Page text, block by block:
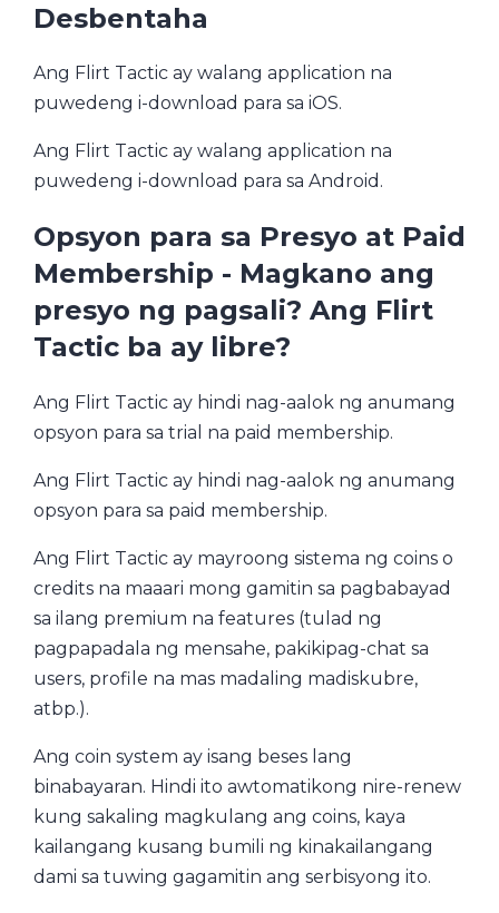
Desbentaha
Ang Flirt Tactic ay walang application na
puwedeng i-download para sa iOS.
Ang Flirt Tactic ay walang application na
puwedeng i-download para sa Android.
Opsyon para sa Presyo at Paid
Membership - Magkano ang
presyo ng pagsali? Ang Flirt
Tactic ba ay libre?
Ang Flirt Tactic ay hindi nag-aalok ng anumang
opsyon para sa trial na paid membership.
Ang Flirt Tactic ay hindi nag-aalok ng anumang
opsyon para sa paid membership.
Ang Flirt Tactic ay mayroong sistema ng coins o
credits na maaari mong gamitin sa pagbabayad
sa ilang premium na features (tulad ng
pagpapadala ng mensahe, pakikipag-chat sa
users, profile na mas madaling madiskubre,
atbp.).
Ang coin system ay isang beses lang
binabayaran. Hindi ito awtomatikong nire-renew
kung sakaling magkulang ang coins, kaya
kailangang kusang bumili ng kinakailangang
dami sa tuwing gagamitin ang serbisyong ito.